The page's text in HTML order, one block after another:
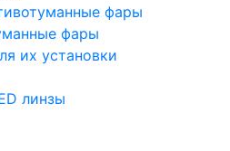
фары
фары
их установки
линзы